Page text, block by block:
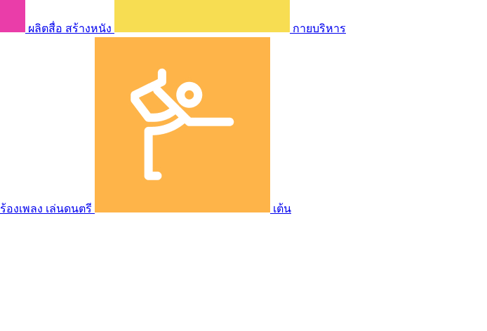
ผลิตสื่อ สร้างหนัง กายบริหาร
ร้องเพลง เล่นดนตรี เต้น